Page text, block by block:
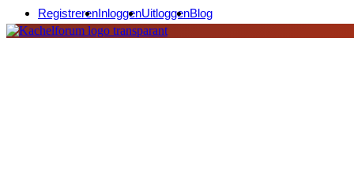
RegistrerenInloggenUitloggenBlog